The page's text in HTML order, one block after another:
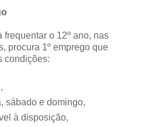
frequentar o 12º ano, nas
procura 1º emprego que
condições:
sábado e domingo,
à disposição,